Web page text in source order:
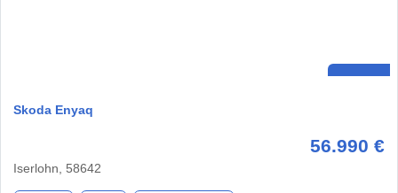
Skoda Enyaq
56.990 €
Iserlohn, 58642